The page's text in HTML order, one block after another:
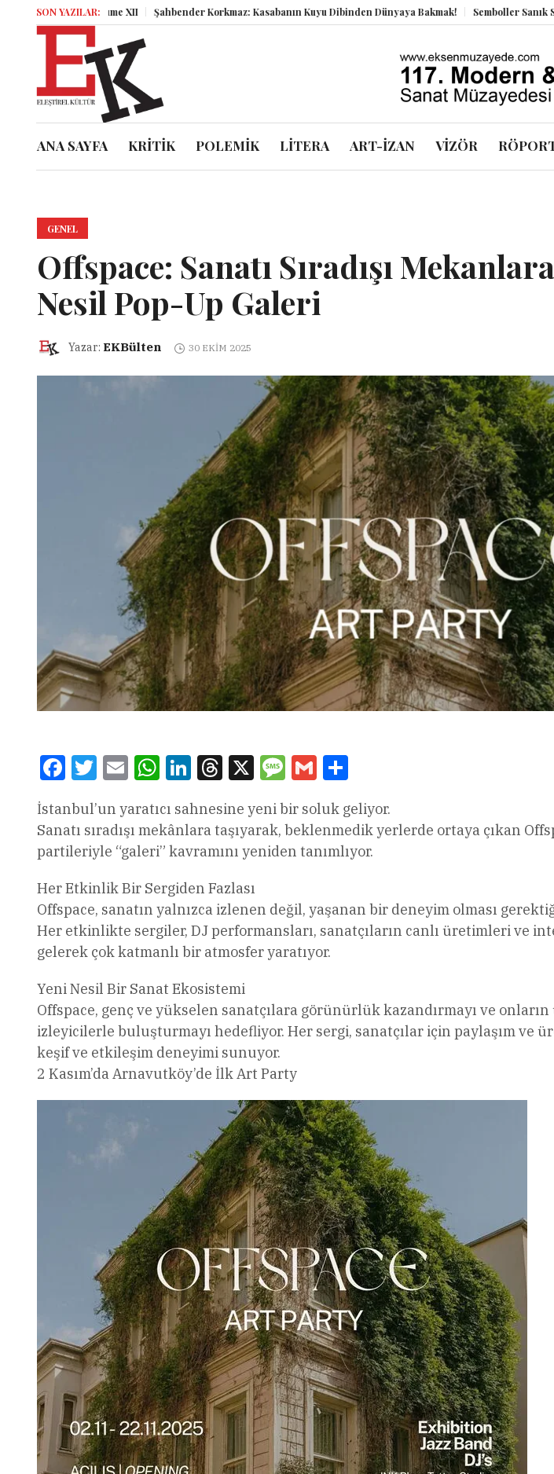
SON YAZILAR:
Miz Volume XII Şahbender Korkmaz: Kasabanın Kuyu Dibinden Dünyaya Bakmak! Semboller Sanık
ANA SAYFA KRİTİK POLEMİK LİTERA ART-İZAN VİZÖR
GENEL
Offspace: Sanatı Sıradışı
Nesil Pop-Up Galeri
Yazar: EKBülten 30 EKIM 2025
FacebookTwitterEmail WhatsAppLinkedInThreads
X Message
Gmail
İstanbul’un yaratıcı sahnesine yeni bir soluk geliyor.
Sanatı sıradışı mekânlara taşıyarak, beklenmedik yerlerde ortaya çıkan
partileriyle “galeri” kavramını yeniden tanımlıyor.
Her Etkinlik Bir Sergiden Fazlası
Offspace, sanatın yalnızca izlenen değil, yaşanan bir deneyim olması
Her etkinlikte sergiler, DJ performansları, sanatçıların canlı üretimleri ve
gelerek çok katmanlı bir atmosfer yaratıyor.
Yeni Nesil Bir Sanat Ekosistemi
Offspace, genç ve yükselen sanatçılara görünürlük kazandırmayı ve
izleyicilerle buluşturmayı hedefliyor. Her sergi, sanatçılar için paylaşım ve
keşif ve etkileşim deneyimi sunuyor.
2 Kasım’da Arnavutköy’de İlk Art Party